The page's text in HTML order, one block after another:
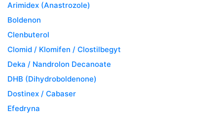
Arimidex (Anastrozole)
Boldenon
Clenbuterol
Clomid / Klomifen / Clostilbegyt
Deka / Nandrolon Decanoate
DHB (Dihydroboldenone)
Dostinex / Cabaser
Efedryna